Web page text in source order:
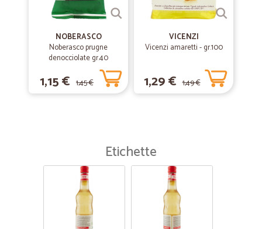
NOBERASCO
Noberasco prugne
denocciolate gr.40
1,15 € 1,45 €
VICENZI
Vicenzi amaretti - gr.100
1,29 € 1,49 €
Etichette